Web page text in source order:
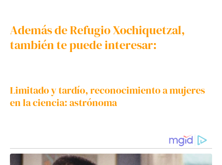
Además de Refugio Xochiquetzal,
también te puede interesar:
Limitado y tardío, reconocimiento a mujeres
en la ciencia: astrónoma